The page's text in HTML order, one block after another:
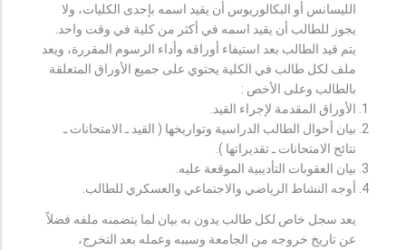
الليسانس أو البكالوريوس أن يقيد اسمه بإحدى الكليات، ولا
يجوز للطالب أن يقيد اسمه في أكثر من كلية في وقت واحد.
يتم قيد الطالب بعد استيفاء أوراقه وأداء الرسوم المقررة، ويعد
ملف لكل طالب في الكلية يحتوي على جميع الأوراق المتعلقة
بالطالب وعلى الأخص :
الأوراق المقدمة لإجراء القيد.
بيان أحوال الطالب الدراسية وتواريخها ( القيد ـ الامتحانات ـ
نتائح الامتحانات ـ تقديراتها ).
بيان العقوبات التأديبية الموقعة عليه.
أوجه النشاط الرياضي والاجتماعي والعسكري للطالب.
يعد سجل خاص لكل طالب يدون به بيان لما يتضمنه ملفه فضلاً
عن تاريخ خروجه من الجامعة وسببه وعمله بعد التخرج،